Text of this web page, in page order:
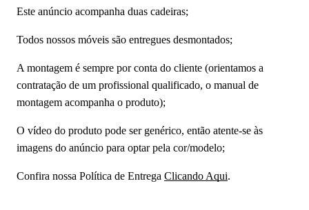
Este anúncio acompanha duas cadeiras;
Todos nossos móveis são entregues desmontados;
A montagem é sempre por conta do cliente (orientamos a
contratação de um profissional qualificado, o manual de
montagem acompanha o produto);
O vídeo do produto pode ser genérico, então atente-se às
imagens do anúncio para optar pela cor/modelo;
Confira nossa Política de Entrega Clicando Aqui.